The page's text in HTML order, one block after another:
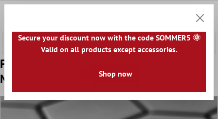
Prov Keramik Mosaik Begomil Oglaserad
Mörkgrå
Secure your discount now with the code SOMMER5 🌞
Valid on all products except accessories.
Shop now